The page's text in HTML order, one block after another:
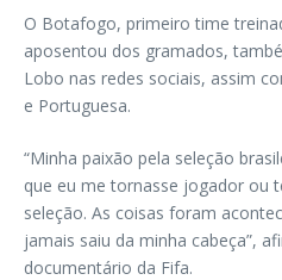
O Botafogo, primeiro time
aposentou dos gramados,
Lobo nas redes sociais, assim
e Portuguesa.
“Minha paixão pela seleção
que eu me tornasse jogador ou
seleção. As coisas foram
jamais saiu da minha cabeça”,
documentário da Fifa.